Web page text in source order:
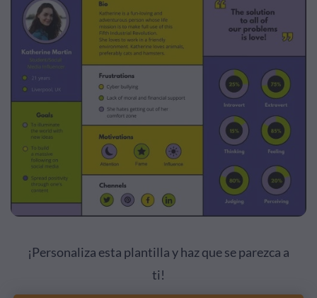
¡Personaliza esta plantilla y haz que se parezca a
ti!